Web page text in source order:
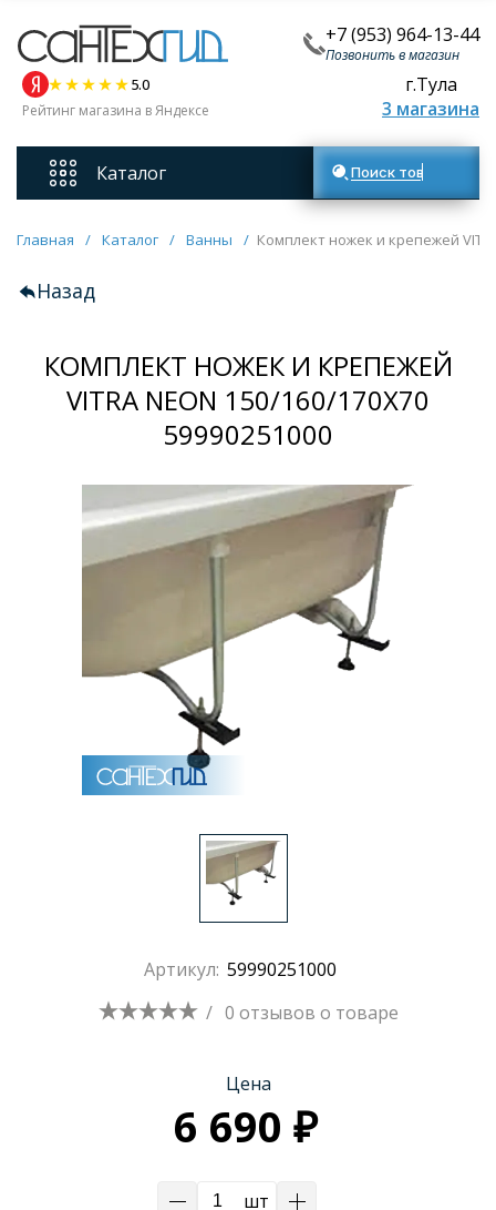
+7 (953) 964-13-44
Позвонить в магазин
5.0
Рейтинг магазина в Яндексе
г.Тула
3 магазина
Каталог
Смесители
Унитазы
Мебель для ванных комнат
Кухонные мойки
Раковины
Полотенцесушители
Аксессуары для ванных комнат
Душевые поддоны
Трапы для душевых
Поиск товаров
Главная / Каталог / Ванны / Комплект ножек и крепежей
Назад
КОМПЛЕКТ НОЖЕК И КРЕПЕЖЕЙ
VITRA NEON 150/160/170X70
59990251000
Артикул: 59990251000
/ 0 отзывов о товаре
Цена
6 690 ₽
шт